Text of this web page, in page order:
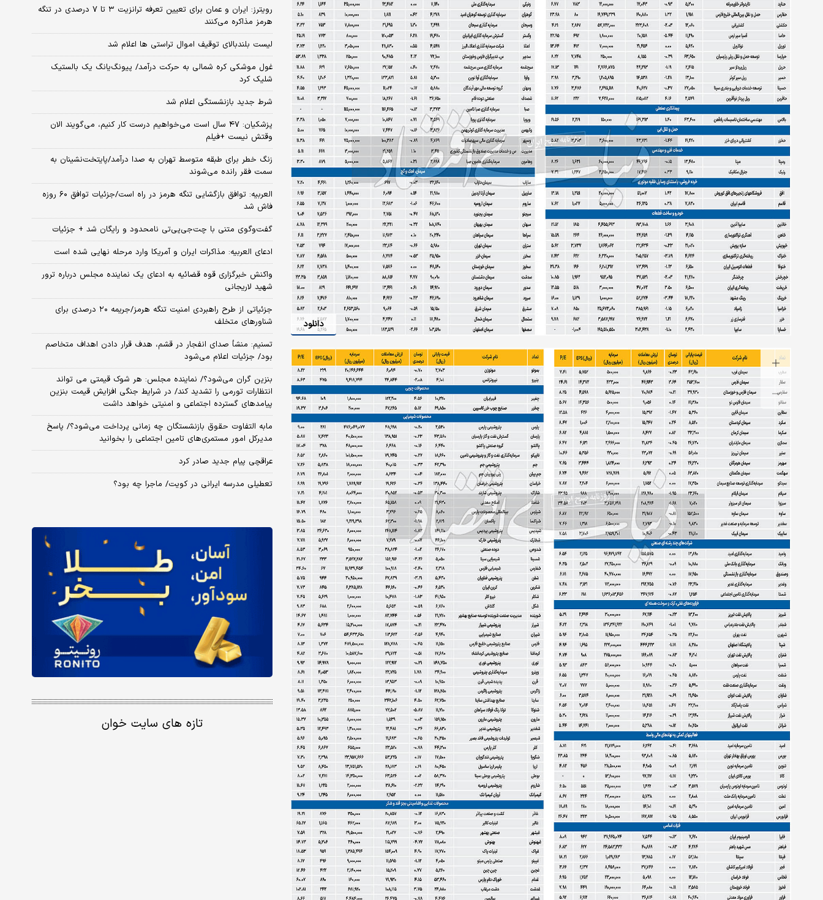
دانلود
رویترز: ایران و عمان برای تعیین تعرفه ترانزیت ۳ تا ۷ درصدی در تنگه
هرمز مذاکره می‌کنند
لیست بلندبالای توقیف اموال تراستی ها اعلام شد
غول موشکی کره شمالی به حرکت درآمد/ پیونگ‌یانگ یک بالستیک
شلیک کرد
شرط جدید بازنشستگی اعلام شد
پزشکیان: ۴۷ سال است می‌خواهیم درست کار کنیم، می‌گویند الان
وقتش نیست +فیلم
زنگ خطر برای طبقه متوسط تهران به صدا درآمد/پایتخت‌نشینان به
سمت فقر رانده می‌شوند
العربیه: توافق بازگشایی تنگه هرمز در راه است/جزئیات توافق ۶۰ روزه
فاش شد
گفت‌وگوی متنی با چت‌جی‌پی‌تی نامحدود و رایگان شد + جزئیات
ادعای العربیه: مذاکرات ایران و آمریکا وارد مرحله نهایی شده است
واکنش خبرگزاری قوه قضائیه به ادعای یک نماینده مجلس درباره ترور
شهید لاریجانی
جزئیاتی از طرح راهبردی امنیت تنگه هرمز/جریمه ۲۰ درصدی برای
شناورهای متخلف
تسنیم: منشأ صدای انفجار در قشم، هدف قرار دادن اهداف متخاصم
بود/ جزئیات اعلام می‌شود
بنزین گران می‌شود؟/ نماینده مجلس: هر شوک قیمتی می تواند
انتظارات تورمی را تشدید کند/ در شرایط جنگی افزایش قیمت بنزین
پیامدهای گسترده اجتماعی و امنیتی خواهد داشت
مابه التفاوت حقوق بازنشستگان چه زمانی پرداخت می‌شود؟/ پاسخ
مدیرکل امور مستمری‌های تامین اجتماعی را بخوانید
عراقچی پیام جدید صادر کرد
تعطیلی مدرسه ایرانی در کویت/ ماجرا چه بود؟
تازه های سایت خوان